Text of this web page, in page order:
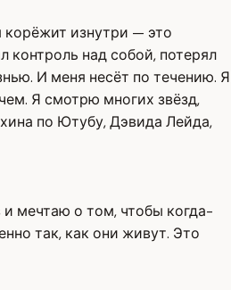
корёжит изнутри — это
контроль над собой, потерял
И меня несёт по течению. Я
Я смотрю многих звёзд,
по Ютубу, Дэвида Лейда,
мечтаю о том, чтобы когда-
так, как они живут. Это